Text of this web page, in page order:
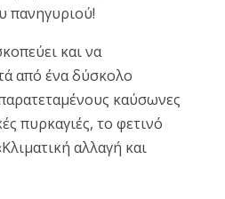
πανηγυριού!
και να
από ένα δύσκολο
καύσωνες
πυρκαγιές, το φετινό
αλλαγή και